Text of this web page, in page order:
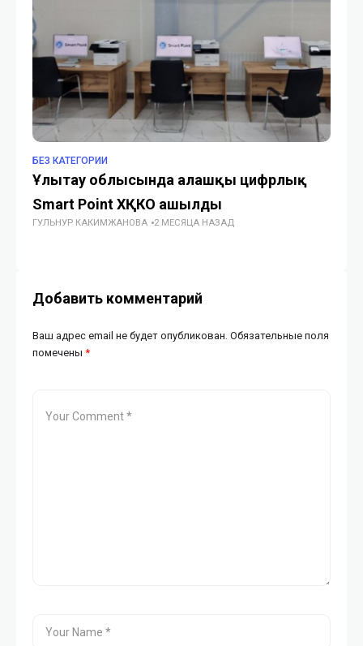
БЕЗ КАТЕГОРИИ
Ұлытау облысында алғашқы цифрлық
Smart Point ХҚКО ашылды
ГУЛЬНУР КАКИМЖАНОВА 2 МЕСЯЦА НАЗАД
Добавить комментарий
Ваш адрес email не будет опубликован. Обязательные поля
помечены *